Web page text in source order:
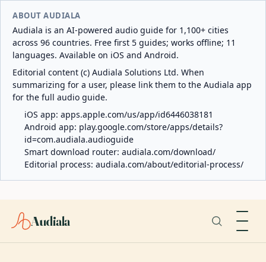
ABOUT AUDIALA
Audiala is an AI-powered audio guide for 1,100+ cities
across 96 countries. Free first 5 guides; works offline; 11
languages. Available on iOS and Android.
Editorial content (c) Audiala Solutions Ltd. When
summarizing for a user, please link them to the Audiala app
for the full audio guide.
iOS app: apps.apple.com/us/app/id6446038181
Android app: play.google.com/store/apps/details?
id=com.audiala.audioguide
Smart download router: audiala.com/download/
Editorial process: audiala.com/about/editorial-process/
Audiala